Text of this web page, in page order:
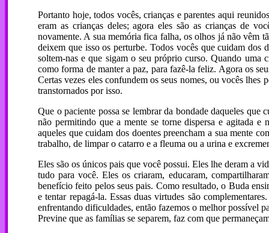
Portanto hoje, todos vocês, crianças e parentes aqui
eram as crianças deles; agora eles são as crianças de
novamente. A sua memória fica falha, os olhos já não vêm
deixem que isso os perturbe. Todos vocês que cuidam dos
soltem-nas e que sigam o seu próprio curso. Quando uma
como forma de manter a paz, para fazê-la feliz. Agora os
Certas vezes eles confundem os seus nomes, ou vocês
transtornados por isso.
Que o paciente possa se lembrar da bondade daqueles que
não permitindo que a mente se torne dispersa e agitada e
aqueles que cuidam dos doentes preencham a sua mente
trabalho, de limpar o catarro e a fleuma ou a urina e
Eles são os únicos pais que você possui. Eles lhe deram a
tudo para você. Eles os criaram, educaram,
benefício feito pelos seus pais. Como resultado, o Buda
e tentar repagá-la. Essas duas virtudes são
enfrentando dificuldades, então fazemos o melhor possível
Previne que as famílias se separem, faz com que